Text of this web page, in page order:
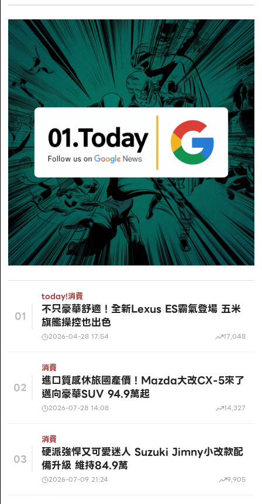
01
today!消費
不只豪華舒適！全新Lexus ES霸氣登場 五米
旗艦操控也出色
2026-04-28 17:54 17,048
02
消費
進口質感休旅國產價！Mazda大改CX-5來了
邁向豪華SUV 94.9萬起
2026-07-28 14:08 14,327
03
消費
硬派強悍又可愛迷人 Suzuki Jimny小改款配
備升級 維持84.9萬
2026-07-09 21:24 9,905